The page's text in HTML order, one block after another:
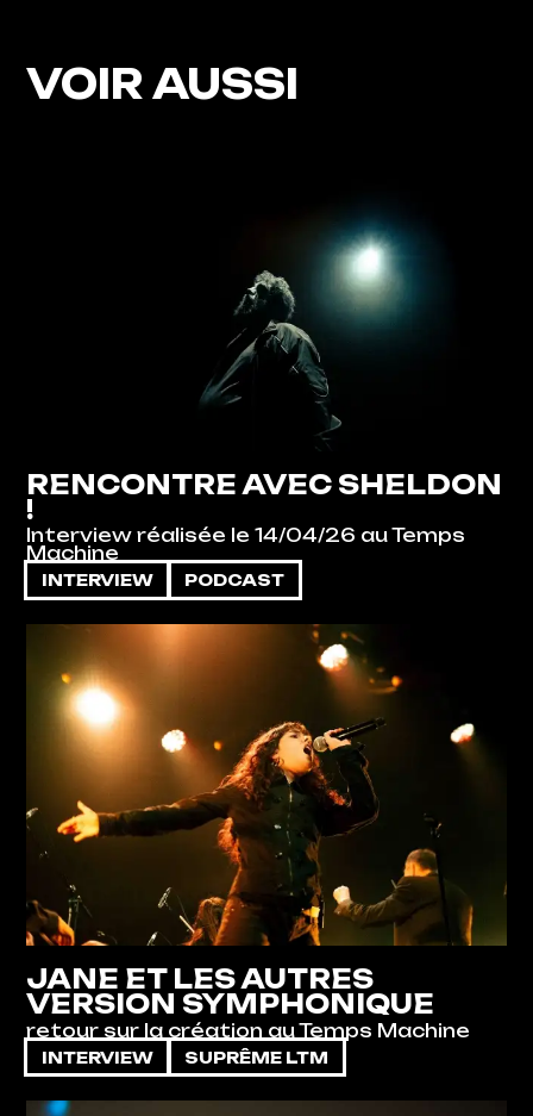
VOIR AUSSI
RENCONTRE AVEC SHELDON
!
Interview réalisée le 14/04/26 au Temps
Machine
INTERVIEW PODCAST
JANE ET LES AUTRES
VERSION SYMPHONIQUE
retour sur la création au Temps Machine
INTERVIEW SUPRÊME LTM